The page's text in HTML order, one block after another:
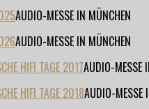
AUDIO-MESSE IN MÜNCHEN
AUDIO-MESSE IN MÜNCHEN
HIFI TAGE 2017AUDIO-MESSE
HIFI TAGE 2018AUDIO-MESSE